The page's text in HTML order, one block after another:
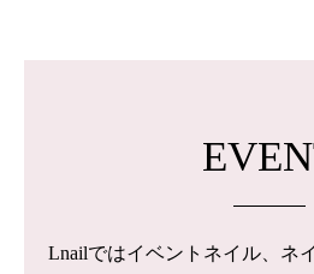
Lnailではイベントネイル、ネ